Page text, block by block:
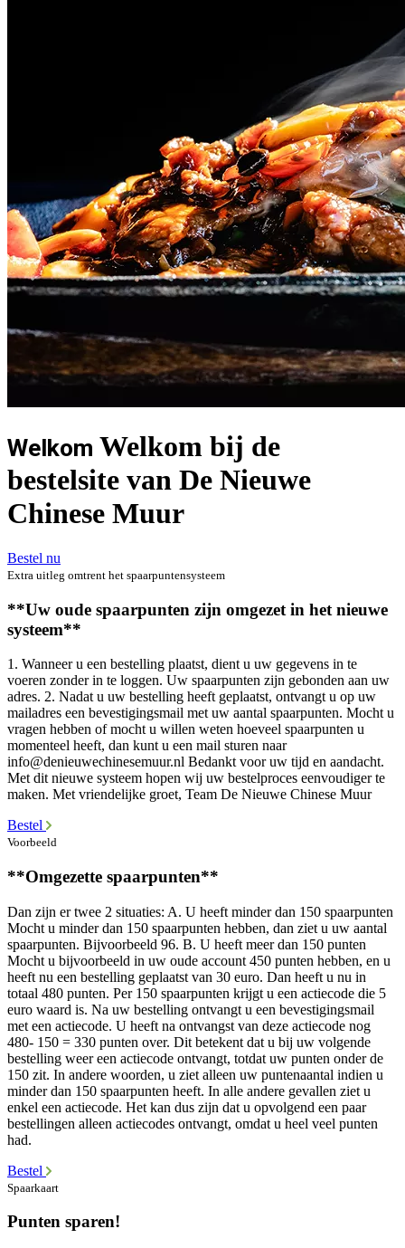
Welkom Welkom bij de
bestelsite van De Nieuwe
Chinese Muur
Bestel nu
Extra uitleg omtrent het spaarpuntensysteem
**Uw oude spaarpunten zijn omgezet in het nieuwe
systeem**
1. Wanneer u een bestelling plaatst, dient u uw gegevens in te
voeren zonder in te loggen. Uw spaarpunten zijn gebonden aan uw
adres. 2. Nadat u uw bestelling heeft geplaatst, ontvangt u op uw
mailadres een bevestigingsmail met uw aantal spaarpunten. Mocht u
vragen hebben of mocht u willen weten hoeveel spaarpunten u
momenteel heeft, dan kunt u een mail sturen naar
info@denieuwechinesemuur.nl Bedankt voor uw tijd en aandacht.
Met dit nieuwe systeem hopen wij uw bestelproces eenvoudiger te
maken. Met vriendelijke groet, Team De Nieuwe Chinese Muur
Bestel
Voorbeeld
**Omgezette spaarpunten**
Dan zijn er twee 2 situaties: A. U heeft minder dan 150 spaarpunten
Mocht u minder dan 150 spaarpunten hebben, dan ziet u uw aantal
spaarpunten. Bijvoorbeeld 96. B. U heeft meer dan 150 punten
Mocht u bijvoorbeeld in uw oude account 450 punten hebben, en u
heeft nu een bestelling geplaatst van 30 euro. Dan heeft u nu in
totaal 480 punten. Per 150 spaarpunten krijgt u een actiecode die 5
euro waard is. Na uw bestelling ontvangt u een bevestigingsmail
met een actiecode. U heeft na ontvangst van deze actiecode nog
480- 150 = 330 punten over. Dit betekent dat u bij uw volgende
bestelling weer een actiecode ontvangt, totdat uw punten onder de
150 zit. In andere woorden, u ziet alleen uw puntenaantal indien u
minder dan 150 spaarpunten heeft. In alle andere gevallen ziet u
enkel een actiecode. Het kan dus zijn dat u opvolgend een paar
bestellingen alleen actiecodes ontvangt, omdat u heel veel punten
had.
Bestel
Spaarkaart
Punten sparen!